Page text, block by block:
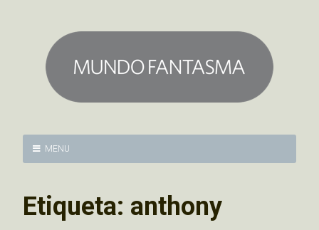
MENU
Etiqueta: anthony